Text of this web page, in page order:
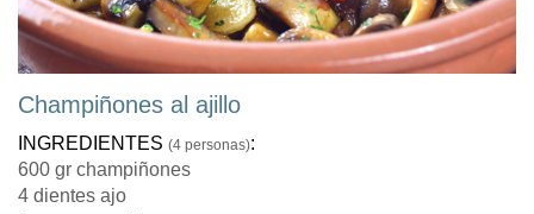
Champiñones al ajillo
INGREDIENTES (4 personas):
600 gr champiñones
4 dientes ajo